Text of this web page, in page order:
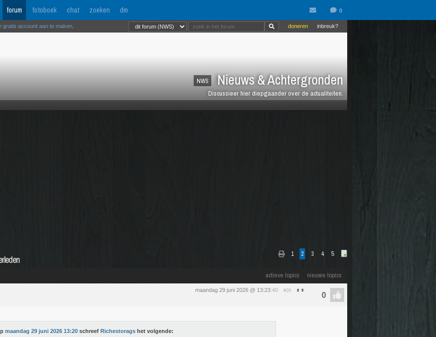
forum fotoboek chat zoeken dm
NWS Nieuws & Achtergronden
Discussieer hier diepgaander over de actualiteiten.
inbreuk?
doneren
gratis account aan te maken
1 2 3 4 5
actieve topics nieuwe topics
maandag 29 juni 2026 @ 13:23:40 #26
maandag 29 juni 2026 13:20 schreef Richestorags het volgende: